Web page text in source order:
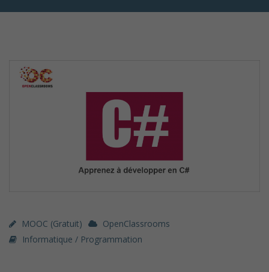
MOOC (gratuit)
OpenClassrooms
Informatique / Programmation